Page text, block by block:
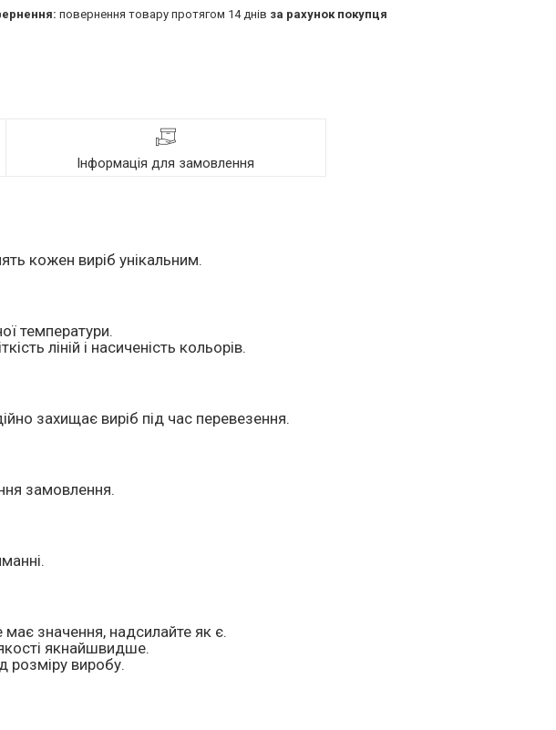
повернення товару протягом 14 днів за рахунок покупця
Інформація для замовлення
кожен виріб унікальним.
температури.
ліній і насиченість кольорів.
захищає виріб під час перевезення.
замовлення.
значення, надсилайте як є.
якнайшвидше.
розміру виробу.